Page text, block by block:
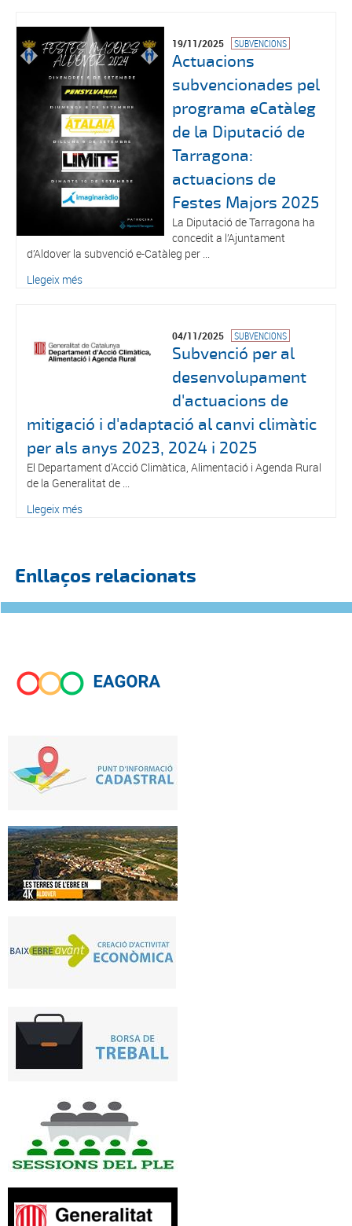
19/11/2025 SUBVENCIONS
Actuacions
subvencionades pel
programa eCatàleg
de la Diputació de
Tarragona:
actuacions de
Festes Majors 2025
La Diputació de Tarragona ha
concedit a l’Ajuntament
d’Aldover la subvenció e-Catàleg per ...
Llegeix més
04/11/2025 SUBVENCIONS
Subvenció per al
desenvolupament
d'actuacions de
mitigació i d'adaptació al canvi climàtic
per als anys 2023, 2024 i 2025
El Departament d'Acció Climàtica, Alimentació i Agenda Rural
de la Generalitat de ...
Llegeix més
Enllaços relacionats